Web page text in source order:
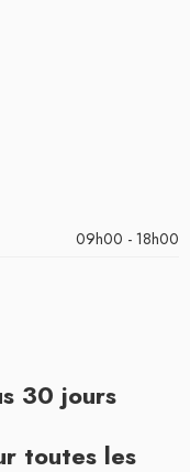
09h00 - 18h00
30 jours
toutes les